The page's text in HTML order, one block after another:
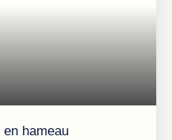
hameau